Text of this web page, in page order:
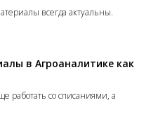
всегда актуальны.
в Агроаналитике как
работать со списаниями, а